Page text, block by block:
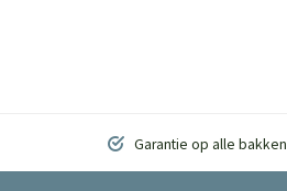
Garantie op alle bakken